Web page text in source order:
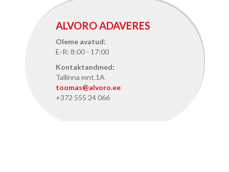
ALVORO ADAVERES
Oleme avatud:
E-R: 8:00 - 17:00
Kontaktandmed:
Tallinna mnt.1A
toomas@alvoro.ee
+372 555 24 066